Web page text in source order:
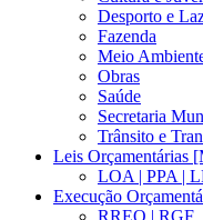
Desporto e
Fazenda
Meio
Obras
Saúde
Secretaria
Trânsito e
Leis Orçamentárias
LOA | PPA |
Execução
RREO | RGF